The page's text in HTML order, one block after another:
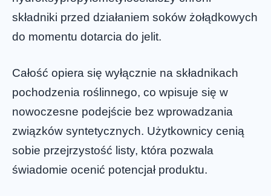
składniki przed działaniem soków żołądkowych
do momentu dotarcia do jelit.
Całość opiera się wyłącznie na składnikach
pochodzenia roślinnego, co wpisuje się w
nowoczesne podejście bez wprowadzania
związków syntetycznych. Użytkownicy cenią
sobie przejrzystość listy, która pozwala
świadomie ocenić potencjał produktu.